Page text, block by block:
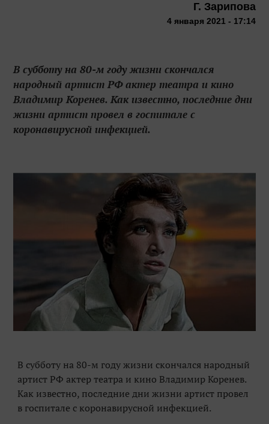
Г. Зарипова
4 января 2021 - 17:14
В субботу на 80-м году жизни скончался
народный артист РФ актер театра и кино
Владимир Коренев. Как известно, последние дни
жизни артист провел в госпитале с
коронавирусной инфекцией.
В субботу на 80-м году жизни скончался народный
артист РФ актер театра и кино Владимир Коренев.
Как известно, последние дни жизни артист провел
в госпитале с коронавирусной инфекцией.